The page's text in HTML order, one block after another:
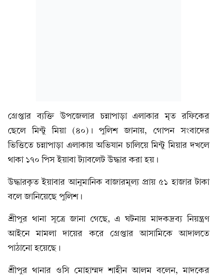
গ্রেপ্তার ব্যক্তি উপজেলার চন্নাপাড়া এলাকার মৃত রফিকের
ছেলে মিন্টু মিয়া (৪০)। পুলিশ জানায়, গোপন সংবাদের
ভিত্তিতে চন্নাপাড়া এলাকায় অভিযান চালিয়ে মিন্টু মিয়ার দখলে
থাকা ১৭০ পিস ইয়াবা ট্যাবলেট উদ্ধার করা হয়।
উদ্ধারকৃত ইয়াবার আনুমানিক বাজারমূল্য প্রায় ৫১ হাজার টাকা
বলে জানিয়েছে পুলিশ।
শ্রীপুর থানা সূত্রে জানা গেছে, এ ঘটনায় মাদকদ্রব্য নিয়ন্ত্রণ
আইনে মামলা দায়ের করে গ্রেপ্তার আসামিকে আদালতে
পাঠানো হয়েছে।
শ্রীপুর থানার ওসি মোহাম্মদ শাহীন আলম বলেন, মাদকের